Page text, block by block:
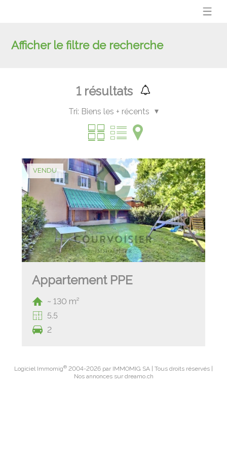
Afficher le filtre de recherche
1résultats
Tri: Biens les + récents
VENDU
Appartement PPE
~ 130 m²
5.5
2
Logiciel Immomig® 2004-2026 par IMMOMIG SA | Tous droits réservés |
Nos annonces sur dreamo.ch